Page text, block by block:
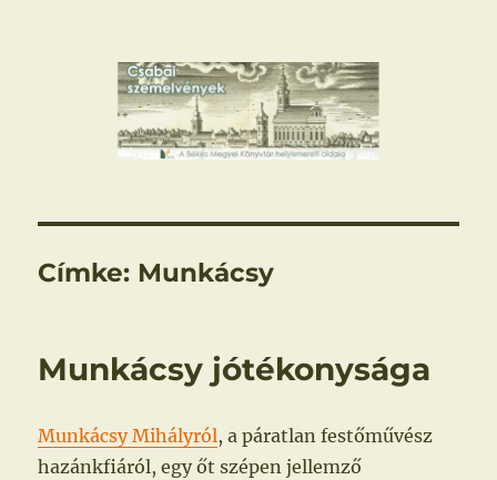
Csabai szemelvények
Címke: Munkácsy
Munkácsy jótékonysága
Munkácsy Mihályról, a páratlan festőművész
hazánkfiáról, egy őt szépen jellemző